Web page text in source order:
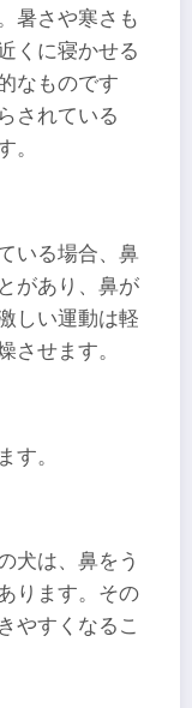
暑さや寒さも
くに寝かせる
なものです
されている
。
いる場合、鼻
があり、鼻が
しい運動は軽
させます。
す。
犬は、鼻をう
ります。その
やすくなるこ